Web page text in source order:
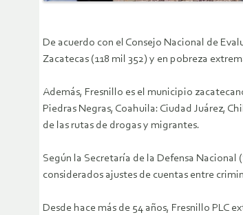
De acuerdo con el Consejo Nacional de
Zacatecas (118 mil 352) y en pobreza
Además, Fresnillo es el municipio
Piedras Negras, Coahuila: Ciudad Juárez,
de las rutas de drogas y migrantes.
Según la Secretaría de la Defensa
considerados ajustes de cuentas entre
Desde hace más de 54 años, Fresnillo